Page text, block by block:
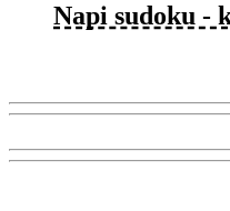
Napi sudoku -